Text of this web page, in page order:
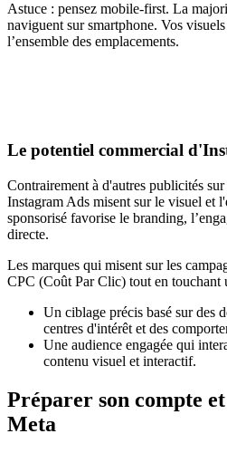
Astuce : pensez mobile-first. La
naviguent sur smartphone. Vos
l’ensemble des emplacements.
Le potentiel commercial
Contrairement à d'autres publicités
Instagram Ads misent sur le visuel et
sponsorisé favorise le branding,
directe.
Les marques qui misent sur les
CPC (Coût Par Clic) tout en touchant
Un ciblage précis basé sur des
centres d'intérêt et des
Une audience engagée qui
contenu visuel et interactif.
Préparer son compte et
Meta